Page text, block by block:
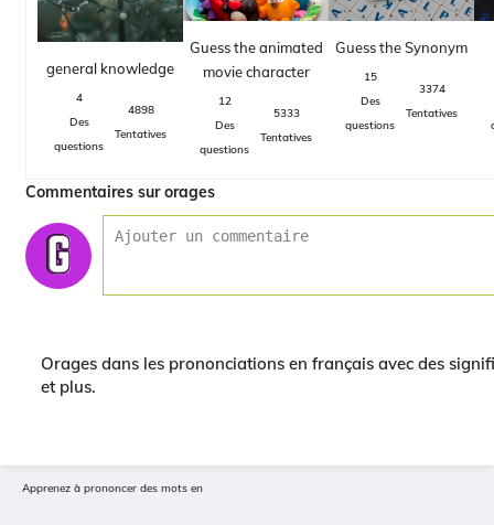
general knowledge
4
Des
questions
4898
Tentatives
Guess the animated
movie character
12
Des
questions
5333
Tentatives
Guess the Synonym
15
Des
questions
3374
Tentatives
Commentaires sur orages
Orages dans les prononciations en français avec des
et plus.
Apprenez à prononcer des mots en